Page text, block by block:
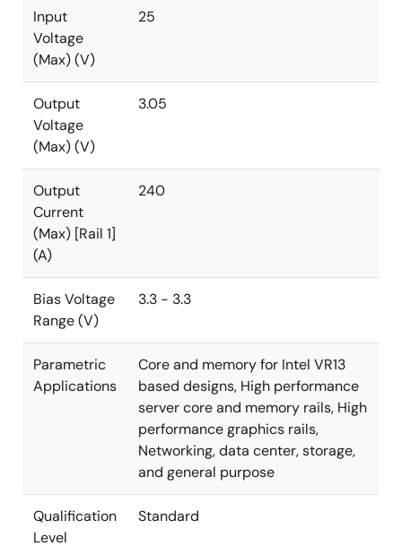
Input
Voltage
(Max) (V)
25
Output
Voltage
(Max) (V)
3.05
Output
Current
(Max) [Rail 1]
(A)
240
Bias Voltage
Range (V)
3.3 - 3.3
Parametric
Applications
Core and memory for Intel VR13
based designs, High performance
server core and memory rails, High
performance graphics rails,
Networking, data center, storage,
and general purpose
Qualification
Level
Standard